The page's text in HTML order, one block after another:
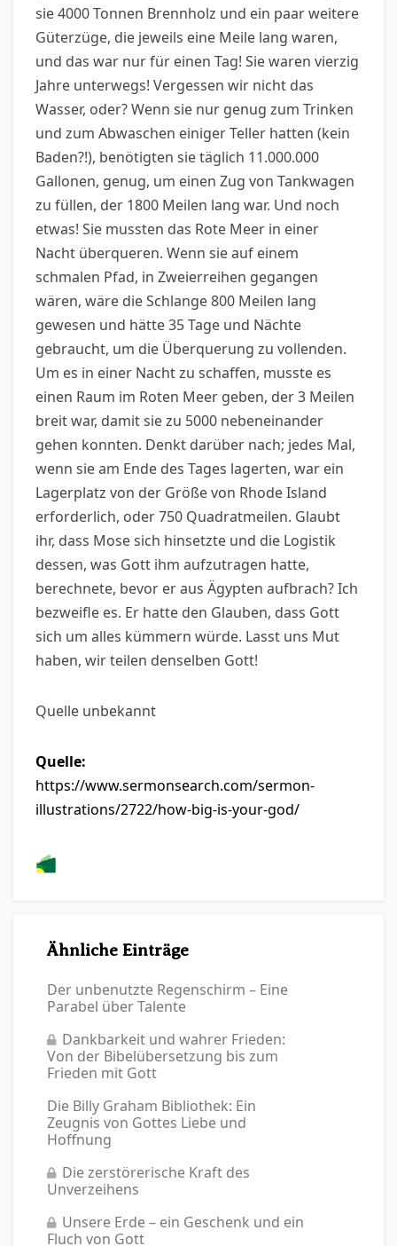
sie 4000 Tonnen Brennholz und ein paar weitere
Güterzüge, die jeweils eine Meile lang waren,
und das war nur für einen Tag! Sie waren vierzig
Jahre unterwegs! Vergessen wir nicht das
Wasser, oder? Wenn sie nur genug zum Trinken
und zum Abwaschen einiger Teller hatten (kein
Baden?!), benötigten sie täglich 11.000.000
Gallonen, genug, um einen Zug von Tankwagen
zu füllen, der 1800 Meilen lang war. Und noch
etwas! Sie mussten das Rote Meer in einer
Nacht überqueren. Wenn sie auf einem
schmalen Pfad, in Zweierreihen gegangen
wären, wäre die Schlange 800 Meilen lang
gewesen und hätte 35 Tage und Nächte
gebraucht, um die Überquerung zu vollenden.
Um es in einer Nacht zu schaffen, musste es
einen Raum im Roten Meer geben, der 3 Meilen
breit war, damit sie zu 5000 nebeneinander
gehen konnten. Denkt darüber nach; jedes Mal,
wenn sie am Ende des Tages lagerten, war ein
Lagerplatz von der Größe von Rhode Island
erforderlich, oder 750 Quadratmeilen. Glaubt
ihr, dass Mose sich hinsetzte und die Logistik
dessen, was Gott ihm aufzutragen hatte,
berechnete, bevor er aus Ägypten aufbrach? Ich
bezweifle es. Er hatte den Glauben, dass Gott
sich um alles kümmern würde. Lasst uns Mut
haben, wir teilen denselben Gott!
Quelle unbekannt
Quelle:
https://www.sermonsearch.com/sermon-
illustrations/2722/how-big-is-your-god/
Ähnliche Einträge
Der unbenutzte Regenschirm – Eine
Parabel über Talente
Dankbarkeit und wahrer Frieden:
Von der Bibelübersetzung bis zum
Frieden mit Gott
Die Billy Graham Bibliothek: Ein
Zeugnis von Gottes Liebe und
Hoffnung
Die zerstörerische Kraft des
Unverzeihens
Unsere Erde – ein Geschenk und ein
Fluch von Gott